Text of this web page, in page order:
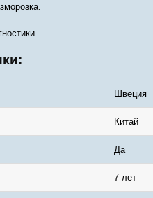
Швеция
Китай
Да
7 лет